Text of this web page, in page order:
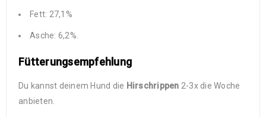
Fett: 27,1%
Asche: 6,2%.
Fütterungsempfehlung
Du kannst deinem Hund die Hirschrippen 2-3x die Woche
anbieten.